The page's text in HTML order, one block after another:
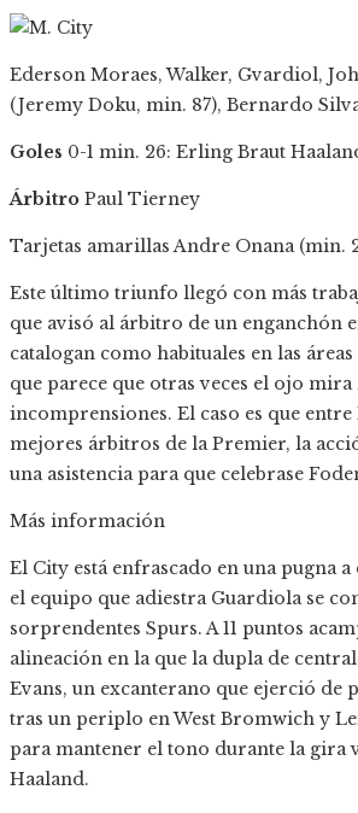
Ederson Moraes, Walker, Gvardiol,
(Jeremy Doku, min. 87), Bernardo
Goles 0-1 min. 26: Erling Braut
Árbitro Paul Tierney
Tarjetas amarillas Andre Onana (min.
Este último triunfo llegó con más
que avisó al árbitro de un enganchón
catalogan como habituales en las
que parece que otras veces el ojo
incomprensiones. El caso es que
mejores árbitros de la Premier, la
una asistencia para que celebrase
Más información
El City está enfrascado en una pugna
el equipo que adiestra Guardiola se
sorprendentes Spurs. A 11 puntos
alineación en la que la dupla de
Evans, un excanterano que ejerció de
tras un periplo en West Bromwich y
para mantener el tono durante la gira
Haaland.